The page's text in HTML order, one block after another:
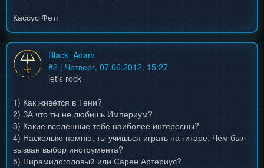
Кассус Фетт
Black_Adam
#2 | Четверг, 07.06.2012, 15:27
let's rock
1) Как живётся в Тени?
2) ЗА что ты не любишь Империум?
3) Какие вселенные тебе наиболее интересны?
4) Насколько помню, ты учишься играть на гитаре. Чем был
вызван выбор инструмента?
5) Пирамидоголовый или Сарен Артериус?